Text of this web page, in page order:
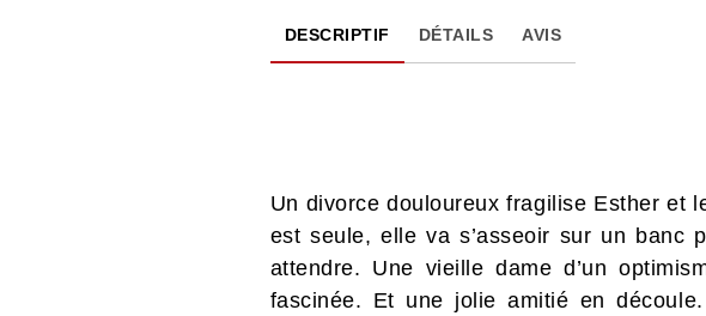
DESCRIPTIF DÉTAILS AVIS
Un divorce douloureux fragilise Esther et
est seule, elle va s’asseoir sur un banc
attendre. Une vieille dame d’un
fascinée. Et une jolie amitié en